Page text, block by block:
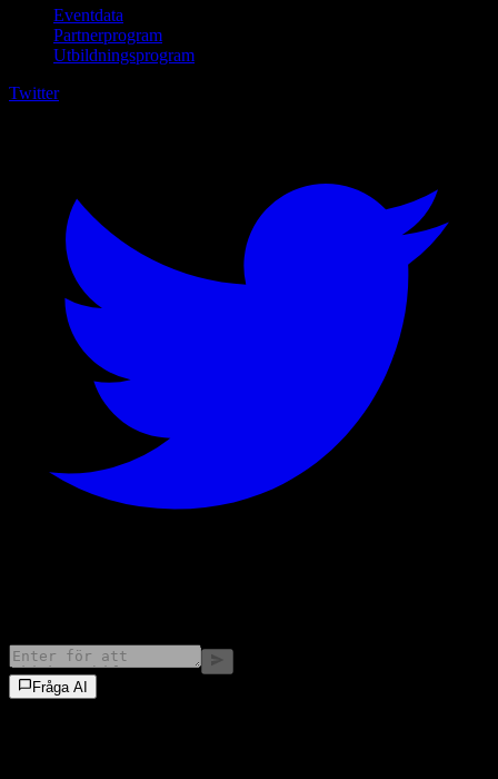
Eventdata
Partnerprogram
Utbildningsprogram
Twitter
Fråga AI